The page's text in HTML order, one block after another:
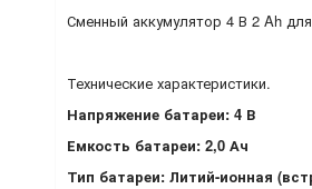
Сменный аккумулятор 4 В 2 Ah
Технические характеристики.
Напряжение батареи: 4 В
Емкость батареи: 2,0 Ач
Тип батареи: Литий-ионная